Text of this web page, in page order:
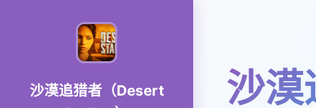
沙漠追猎者（Desert
沙漠